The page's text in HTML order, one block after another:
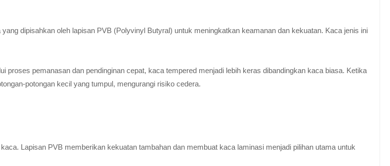
dipisahkan oleh lapisan PVB (Polyvinyl Butyral) untuk meningkatkan keamanan dan kekuatan. Kaca jenis ini
proses pemanasan dan pendinginan cepat, kaca tempered menjadi lebih keras dibandingkan kaca biasa. Ketika
potongan kecil yang tumpul, mengurangi risiko cedera.
Lapisan PVB memberikan kekuatan tambahan dan membuat kaca laminasi menjadi pilihan utama untuk